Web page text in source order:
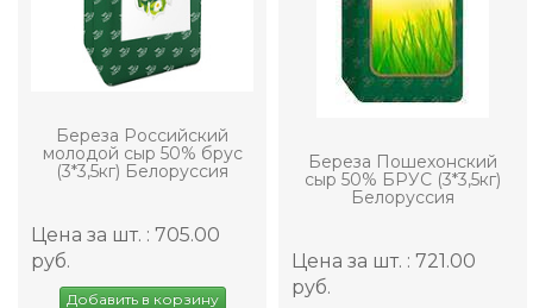
Береза Российский
молодой сыр 50% брус
(3*3,5кг) Белоруссия
Цена за шт. : 705.00
руб.
Добавить в корзину
Береза Пошехонский
сыр 50% БРУС (3*3,5кг)
Белоруссия
Цена за шт. : 721.00
руб.